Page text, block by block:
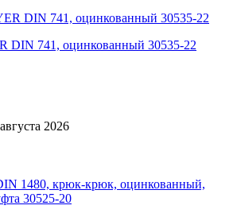
DIN 741, оцинкованный 30535-22
2026